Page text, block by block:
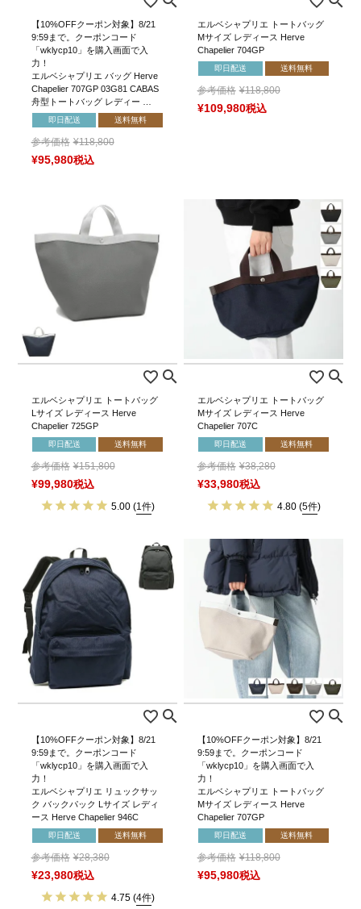
【10%OFFクーポン対象】8/21
9:59まで。クーポンコード
「wklycp10」を購入画面で入
力！
エルベシャプリエ バッグ Herve
Chapelier 707GP 03G81 CABAS
舟型トートバッグ レディー …
即日配送 送料無料
参考価格 ¥118,800
¥95,980税込
エルベシャプリエ トートバッグ
Mサイズ レディース Herve
Chapelier 704GP
即日配送 送料無料
参考価格 ¥118,800
¥109,980税込
エルベシャプリエ トートバッグ
Lサイズ レディース Herve
Chapelier 725GP
即日配送 送料無料
参考価格 ¥151,800
¥99,980税込
5.00 (1件)
エルベシャプリエ トートバッグ
Mサイズ レディース Herve
Chapelier 707C
即日配送 送料無料
参考価格 ¥38,280
¥33,980税込
4.80 (5件)
【10%OFFクーポン対象】8/21
9:59まで。クーポンコード
「wklycp10」を購入画面で入
力！
エルベシャプリエ リュックサッ
ク バックパック Lサイズ レディ
ース Herve Chapelier 946C
即日配送 送料無料
参考価格 ¥28,380
¥23,980税込
4.75 (4件)
【10%OFFクーポン対象】8/21
9:59まで。クーポンコード
「wklycp10」を購入画面で入
力！
エルベシャプリエ トートバッグ
Mサイズ レディース Herve
Chapelier 707GP
即日配送 送料無料
参考価格 ¥118,800
¥95,980税込